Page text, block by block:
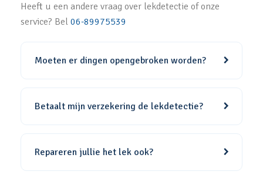
Heeft u een andere vraag over lekdetectie of onze
service? Bel 06-89975539
Moeten er dingen opengebroken worden?
Betaalt mijn verzekering de lekdetectie?
Repareren jullie het lek ook?